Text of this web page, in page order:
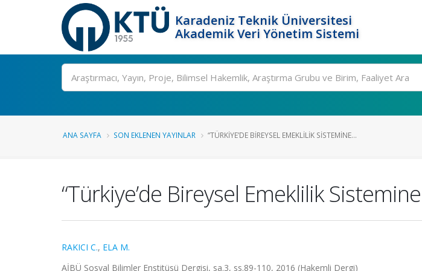
Karadeniz Teknik Üniversitesi
Akademik Veri Yönetim Sistemi
Ara
ANA SAYFA SON EKLENEN YAYINLAR “TÜRKIYE’DE BIREYSEL EMEKLILIK SISTEMINE...
“Türkiye’de Bireysel Emeklilik
RAKICI C., ELA M.
AİBÜ Sosyal Bilimler Enstitüsü Dergisi, sa.3, ss.89-110, 2016 (Hakemli Dergi)